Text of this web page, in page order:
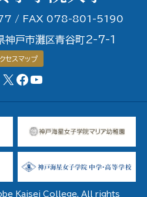
/ FAX 078-801-5190
戸市灘区青谷町2-7-1
セスマップ
X FacebookページYouTubeチャンネル
Kaisei College. All rights